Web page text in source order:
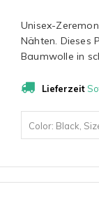
Unisex-
Nähten. Dieses
Baumwolle in
Lieferzeit
Color: Black,